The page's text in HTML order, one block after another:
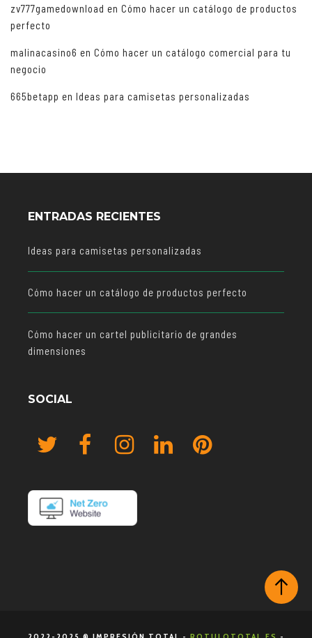
zv777gamedownload en Cómo hacer un catálogo de productos
perfecto
malinacasino6 en Cómo hacer un catálogo comercial para tu
negocio
665betapp en Ideas para camisetas personalizadas
ENTRADAS RECIENTES
Ideas para camisetas personalizadas
Cómo hacer un catálogo de productos perfecto
Cómo hacer un cartel publicitario de grandes
dimensiones
SOCIAL